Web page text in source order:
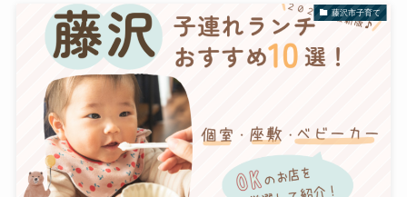
藤沢市子育て